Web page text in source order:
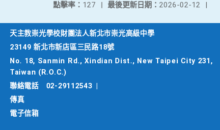
最後更新日期： 2026-02-12 |
點擊率： 127 |
天主教崇光學校財團法人新北市崇光高級中學
23149 新北市新店區三民路18號
No. 18, Sanmin Rd., Xindian Dist., New Taipei City 231,
Taiwan (R.O.C.)
聯絡電話
02-29112543
傳真
電子信箱